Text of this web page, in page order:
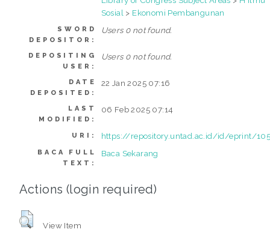
Sosial > Ekonomi Pembangunan
SWORD
DEPOSITOR:
Users 0 not found.
DEPOSITING
USER:
Users 0 not found.
DATE
DEPOSITED:
22 Jan 2025 07:16
LAST
MODIFIED:
06 Feb 2025 07:14
URI: https://repository.untad.ac.id/id/eprint/
BACA FULL
TEXT:
Baca Sekarang
Actions (login required)
View Item